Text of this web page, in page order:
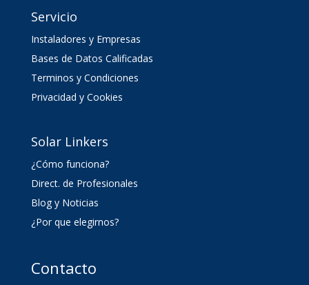
Servicio
Instaladores y Empresas
Bases de Datos Calificadas
Terminos y Condiciones
Privacidad y Cookies
Solar Linkers
¿Cómo funciona?
Direct. de Profesionales
Blog y Noticias
¿Por que elegirnos?
Contacto